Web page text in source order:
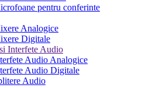
pentru conferinte
Analogice
Digitale
Interfete Audio
Audio Analogice
Audio Digitale
Audio